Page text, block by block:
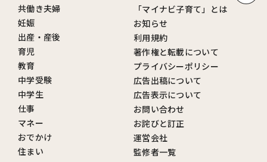
共働き夫婦
妊娠
出産・産後
育児
教育
中学受験
中学生
仕事
マネー
おでかけ
住まい
「マイナビ子育て」とは
お知らせ
利用規約
著作権と転載について
プライバシーポリシー
広告出稿について
広告表示について
お問い合わせ
お詫びと訂正
運営会社
監修者一覧